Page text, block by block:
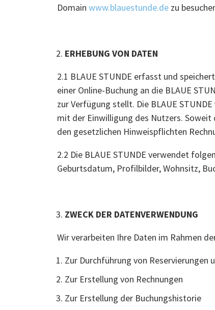
Domain www.blauestunde.de zu
ERHEBUNG VON DATEN
2.1 BLAUE STUNDE erfasst und
einer Online-Buchung an die BLAUE
zur Verfügung stellt. Die BLAUE
mit der Einwilligung des Nutzers.
den gesetzlichen Hinweispflichten
2.2 Die BLAUE STUNDE verwendet
Geburtsdatum, Profilbilder, Wohnsitz,
ZWECK DER DATENVERWENDUNG
Wir verarbeiten Ihre Daten im Rahmen
Zur Durchführung von Reservierungen
Zur Erstellung von Rechnungen
Zur Erstellung der Buchungshistorie